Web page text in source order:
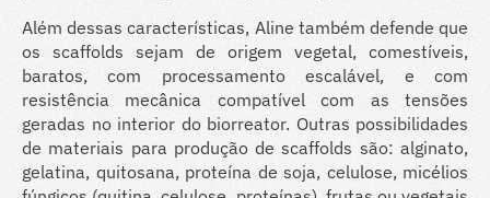
Além dessas características, Aline também defende que
os scaffolds sejam de origem vegetal, comestíveis,
baratos, com processamento escalável, e com
resistência mecânica compatível com as tensões
geradas no interior do biorreator. Outras possibilidades
de materiais para produção de scaffolds são: alginato,
gelatina, quitosana, proteína de soja, celulose, micélios